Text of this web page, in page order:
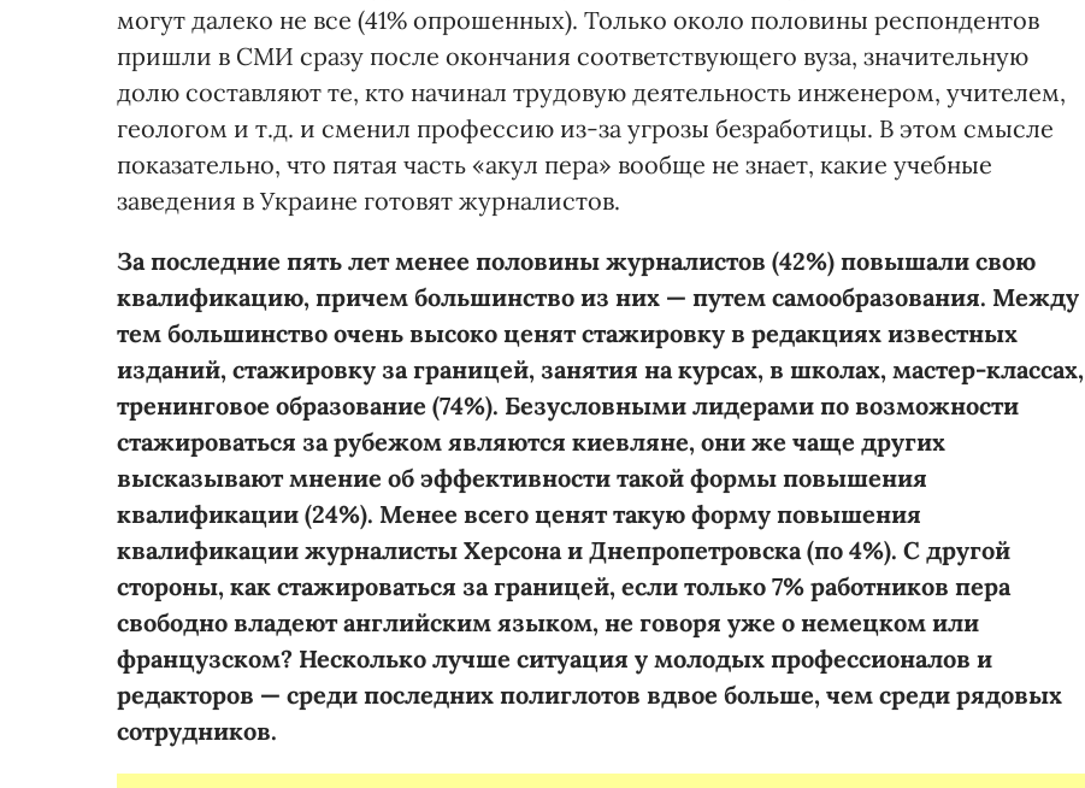
могут далеко не все (41% опрошенных). Только около половины респондентов
пришли в СМИ сразу после окончания соответствующего вуза, значительную
долю составляют те, кто начинал трудовую деятельность инженером, учителем,
геологом и т.д. и сменил профессию из-за угрозы безработицы. В этом смысле
показательно, что пятая часть «акул пера» вообще не знает, какие учебные
заведения в Украине готовят журналистов.
За последние пять лет менее половины журналистов (42%) повышали свою
квалификацию, причем большинство из них — путем самообразования. Между
тем большинство очень высоко ценят стажировку в редакциях известных
изданий, стажировку за границей, занятия на курсах, в школах, мастер-классах,
тренинговое образование (74%). Безусловными лидерами по возможности
стажироваться за рубежом являются киевляне, они же чаще других
высказывают мнение об эффективности такой формы повышения
квалификации (24%). Менее всего ценят такую форму повышения
квалификации журналисты Херсона и Днепропетровска (по 4%). С другой
стороны, как стажироваться за границей, если только 7% работников пера
свободно владеют английским языком, не говоря уже о немецком или
французском? Несколько лучше ситуация у молодых профессионалов и
редакторов — среди последних полиглотов вдвое больше, чем среди рядовых
сотрудников.